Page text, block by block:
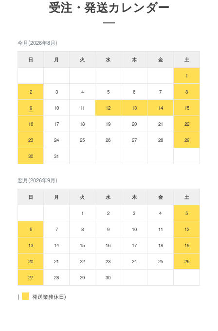
受注・発送カレンダー
今月(2026年8月)
日 月 火 水 木 金 土
1
2 3 4 5 6 7 8
9 10 11 12 13 14 15
16 17 18 19 20 21 22
23 24 25 26 27 28 29
30 31
翌月(2026年9月)
日 月 火 水 木 金 土
1 2 3 4 5
6 7 8 9 10 11 12
13 14 15 16 17 18 19
20 21 22 23 24 25 26
27 28 29 30
( 発送業務休日)